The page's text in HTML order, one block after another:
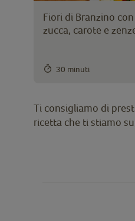
Fiori di Branzino
zucca, carote e
30 minuti
Ti consigliamo di
ricetta che ti stiamo